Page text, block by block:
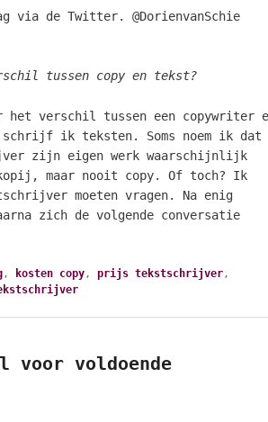
via de Twitter. @DorienvanSchie
tussen copy en tekst?
het verschil tussen een copywriter
ik teksten. Soms noem ik dat
zijn eigen werk waarschijnlijk
maar nooit copy. Of toch? Ik
moeten vragen. Na enig
zich de volgende conversatie
, kosten copy, prijs tekstschrijver,
voor voldoende